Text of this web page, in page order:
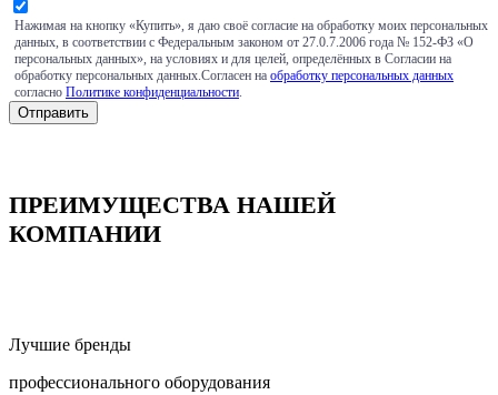
Нажимая на кнопку «Купить», я даю своё согласие на обработку моих персональных
данных, в соответствии с Федеральным законом от 27.0.7.2006 года № 152-ФЗ «О
персональных данных», на условиях и для целей, определённых в Согласии на
обработку персональных данных.Согласен на обработку персональных данных
согласно Политике конфиденциальности
ПРЕИМУЩЕСТВА НАШЕЙ
КОМПАНИИ
Лучшие бренды
профессионального оборудования